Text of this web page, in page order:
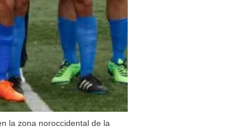
la zona noroccidental de la